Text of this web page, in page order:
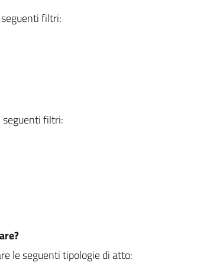
filtri:
seguenti filtri:
le seguenti tipologie di atto: